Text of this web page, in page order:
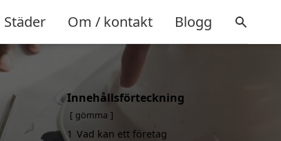
Städer Om / kontakt Blogg
Innehållsförteckning
gömma
1 Vad kan ett företag